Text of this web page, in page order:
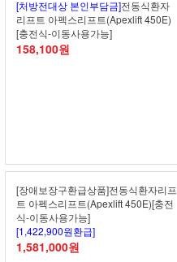
[처방전대상 본인부담금]전동식환자
리프트 아펙스리프트(Apexlift 450E)
[충전식-이동사용가능]
158,100원
[장애보장구환급상품]전동식환자리프
트 아펙스리프트(Apexlift 450E)[충전
식-이동사용가능]
[1,422,900원환급]
1,581,000원